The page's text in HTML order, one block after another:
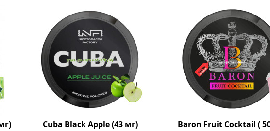
Cuba Black Apple (43 мг) Baron Fruit Cocktail (